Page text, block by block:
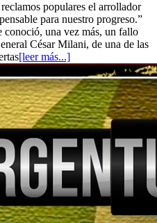
populares el arrollador
para nuestro progreso.”
conoció, una vez más, un fallo
César Milani, de una de las
[leer más...]